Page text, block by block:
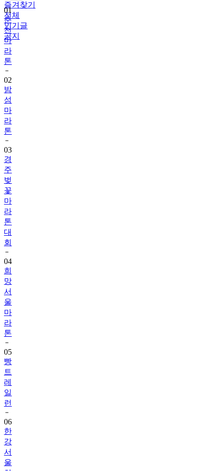
즐겨찾기
전체
인기글
공지
01
춘
천
마
라
톤
02
밤
섬
마
라
톤
03
경
주
벚
꽃
마
라
톤
대
회
04
희
망
서
울
마
라
톤
05
빵
트
레
일
런
06
한
강
서
울